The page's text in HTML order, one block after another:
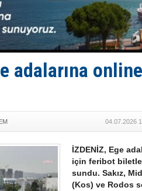
D-Marin,
Van’da
ASEAN
TAYK -
İstanbul
Tersane
adalarına
04.07.2026
İZDENİZ, Ege
için feribot
sundu. Sakız,
(Kos) ve Rodos